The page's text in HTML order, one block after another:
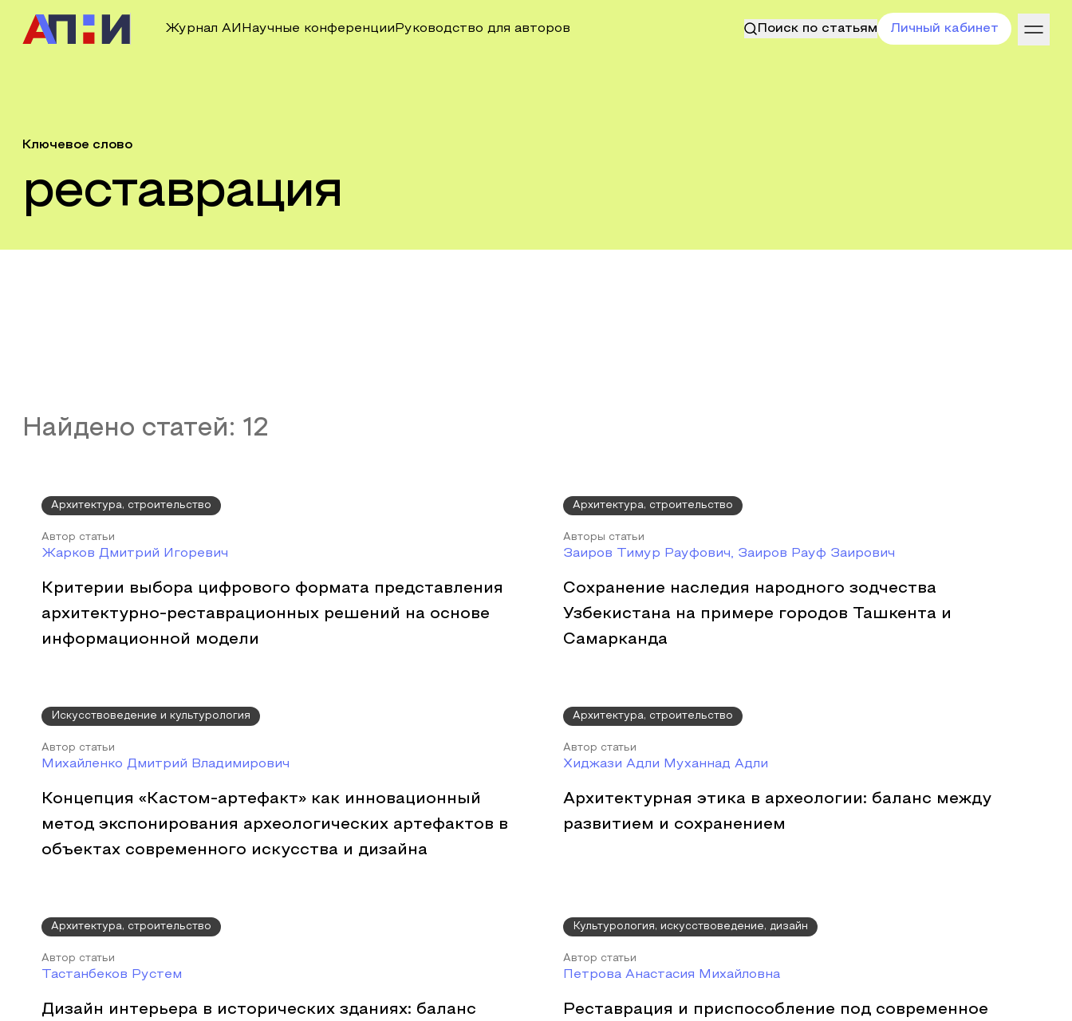
Журнал АИ Научные конференции Руководство для авторов Поиск по статьям Личный кабинет
Ключевое слово
реставрация
Найдено статей: 12
Архитектура, строительство
Автор статьи
Жарков Дмитрий Игоревич
Критерии выбора цифрового формата представления
архитектурно-реставрационных решений на основе
информационной модели
Архитектура, строительство
Авторы статьи
Заиров Тимур Рауфович, Заиров Рауф Заирович
Сохранение наследия народного зодчества
Узбекистана на примере городов Ташкента и
Самарканда
Искусствоведение и культурология
Автор статьи
Михайленко Дмитрий Владимирович
Концепция «Кастом-артефакт» как инновационный
метод экспонирования археологических артефактов в
объектах современного искусства и дизайна
Архитектура, строительство
Автор статьи
Хиджази Адли Муханнад Адли
Архитектурная этика в археологии: баланс между
развитием и сохранением
Архитектура, строительство
Автор статьи
Тастанбеков Рустем
Дизайн интерьера в исторических зданиях: баланс
Культурология, искусствоведение, дизайн
Автор статьи
Петрова Анастасия Михайловна
Реставрация и приспособление под современное